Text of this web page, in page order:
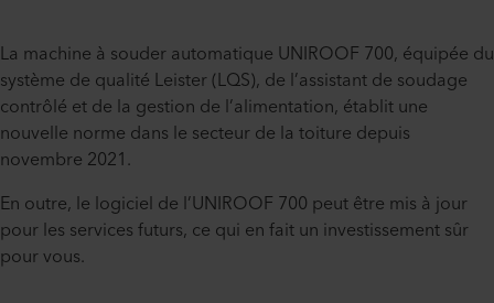
La machine à souder automatique UNIROOF 700, équipée du
système de qualité Leister (LQS), de l’assistant de soudage
contrôlé et de la gestion de l’alimentation, établit une
nouvelle norme dans le secteur de la toiture depuis
novembre 2021.
En outre, le logiciel de l’UNIROOF 700 peut être mis à jour
pour les services futurs, ce qui en fait un investissement sûr
pour vous.